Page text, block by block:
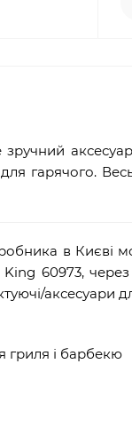
для гарячого.
в
60973, через
аксесуари
гриля і барбекю